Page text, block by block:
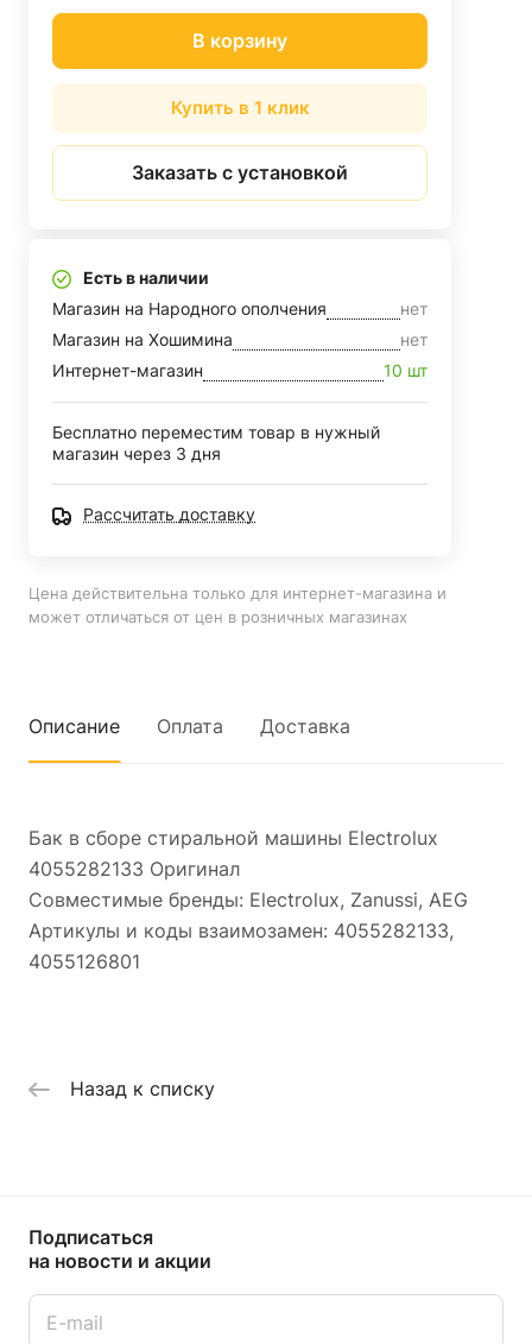
В корзину
Купить в 1 клик
Заказать с установкой
Есть в наличии
Магазин на Народного ополчения
нет
Магазин на Хошимина
нет
Интернет-магазин
10 шт
Бесплатно переместим товар в нужный
магазин через 3 дня
Рассчитать доставку
Цена действительна только для интернет-магазина и
может отличаться от цен в розничных магазинах
Описание Оплата Доставка
Бак в сборе стиральной машины Electrolux
4055282133 Оригинал
Совместимые бренды: Electrolux, Zanussi, AEG
Артикулы и коды взаимозамен: 4055282133,
4055126801
Назад к списку
Подписаться
на новости и акции